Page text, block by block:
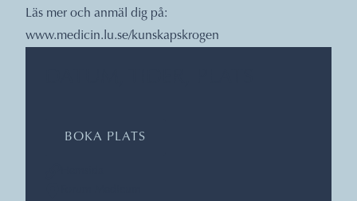
Läs mer och anmäl dig på:
www.medicin.lu.se/kunskapskrogen
BOKA PLATS